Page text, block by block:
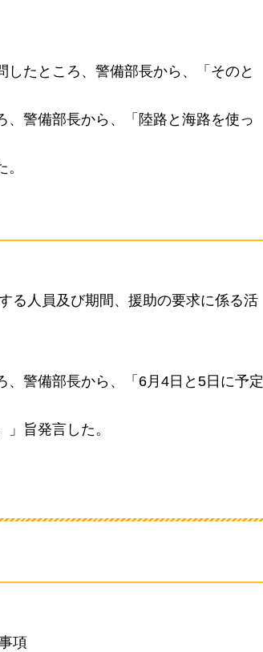
たところ、警備部長から、「そのと
警備部長から、「陸路と海路を使っ
る人員及び期間、援助の要求に係る活
警備部長から、「6月4日と5日に予定
旨発言した。
項